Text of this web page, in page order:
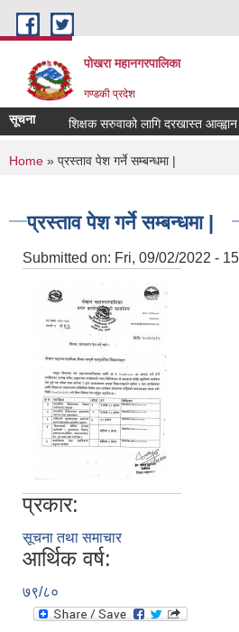
Skip to main content
पोखरा महानगरपालिका
गण्डकी प्रदेश
सूचना शिक्षक सरुवाको लागि दरखास्त आव्ह्वान
You are here
Home » प्रस्ताव पेश गर्ने सम्बन्धमा |
प्रस्ताव पेश गर्ने सम्बन्धमा |
Submitted on: Fri, 09/02/2022 -
प्रकार:
सूचना तथा समाचार
आर्थिक वर्ष:
७९/८०